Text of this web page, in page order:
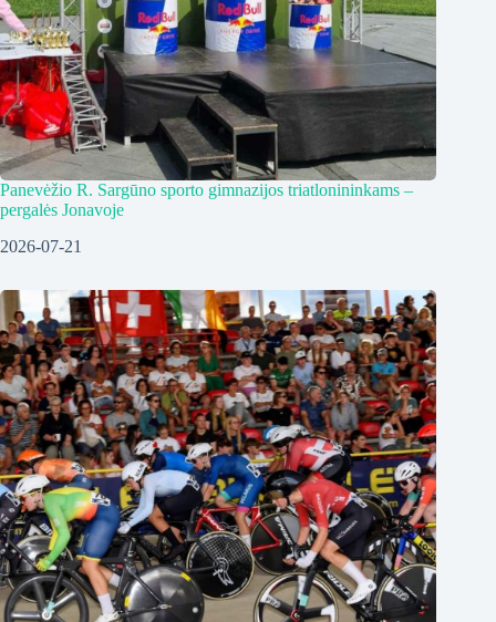
Panevėžio R. Sargūno sporto gimnazijos triatlonininkams –
pergalės Jonavoje
2026-07-21